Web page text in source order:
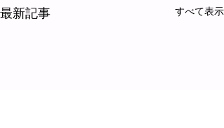
最新記事 すべて表示